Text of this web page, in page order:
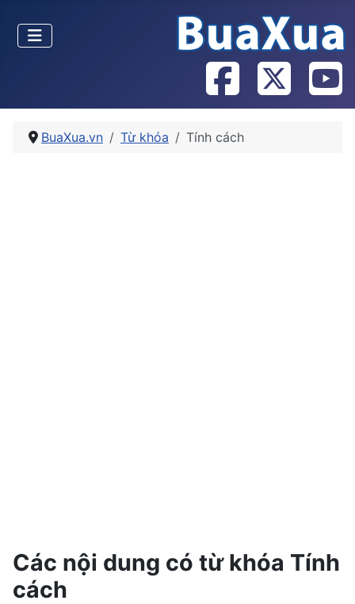
BuaXua.vn Từ khóa Tính cách
Các nội dung có từ khóa Tính
cách